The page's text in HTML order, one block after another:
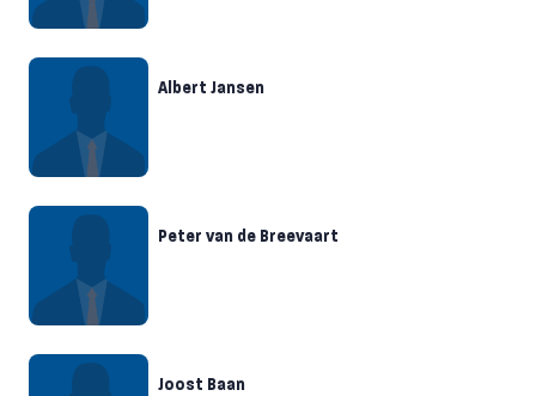
Albert Jansen
Peter van de Breevaart
Joost Baan